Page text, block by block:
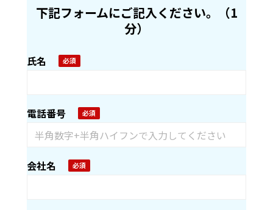
下記フォームにご記入ください。（1
分）
氏名
電話番号
会社名